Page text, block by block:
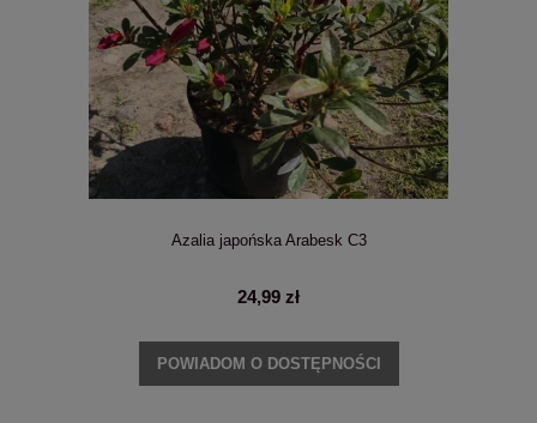
Azalia japońska Arabesk C3
24,99 zł
POWIADOM O DOSTĘPNOŚCI